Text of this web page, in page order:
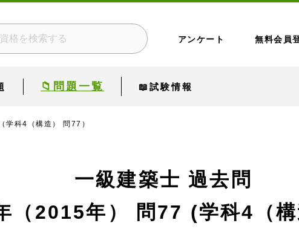
アンケート 無料会員
📁問題一覧 📖試験情報
学科4（構造） 問77）
一級建築士 過去問
（2015年）
問77 (学科4（